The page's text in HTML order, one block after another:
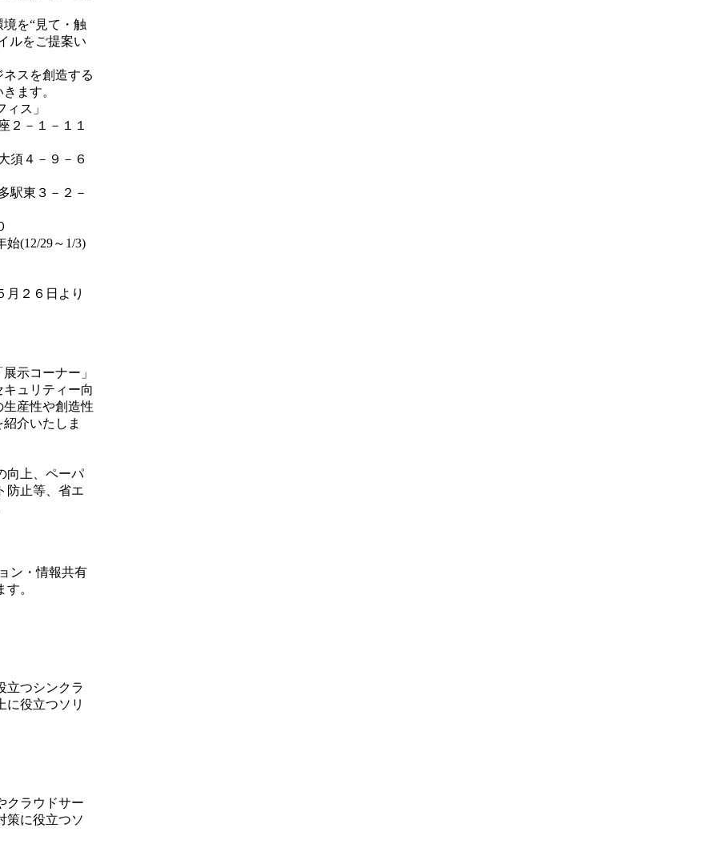
を“見て・触
ルをご提案い
スを創造する
ます。
ス」
２－１－１１
須４－９－６
駅東３－２－
始(12/29～1/3)
月２６日より
示コーナー」
ュリティー向
生産性や創造性
介いたしま
向上、ペーパ
防止等、省エ
ン・情報共有
。
立つシンクラ
に役立つソリ
クラウドサー
策に役立つソ